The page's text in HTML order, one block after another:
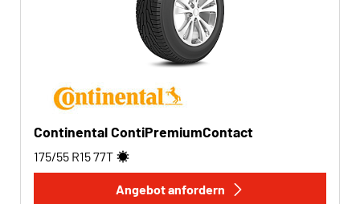
Continental ContiPremiumContact
175/55 R1577T
Angebot anfordern